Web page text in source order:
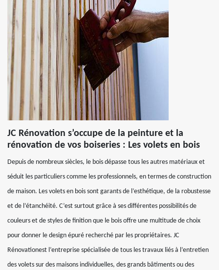
JC Rénovation s’occupe de la peinture et la
rénovation de vos boiseries : Les volets en bois
Depuis de nombreux siècles, le bois dépasse tous les autres matériaux et
séduit les particuliers comme les professionnels, en termes de construction
de maison. Les volets en bois sont garants de l’esthétique, de la robustesse
et de l’étanchéité. C’est surtout grâce à ses différentes possibilités de
couleurs et de styles de finition que le bois offre une multitude de choix
pour donner le design épuré recherché par les propriétaires. JC
Rénovationest l’entreprise spécialisée de tous les travaux liés à l’entretien
des volets sur des maisons individuelles, des grands bâtiments ou des